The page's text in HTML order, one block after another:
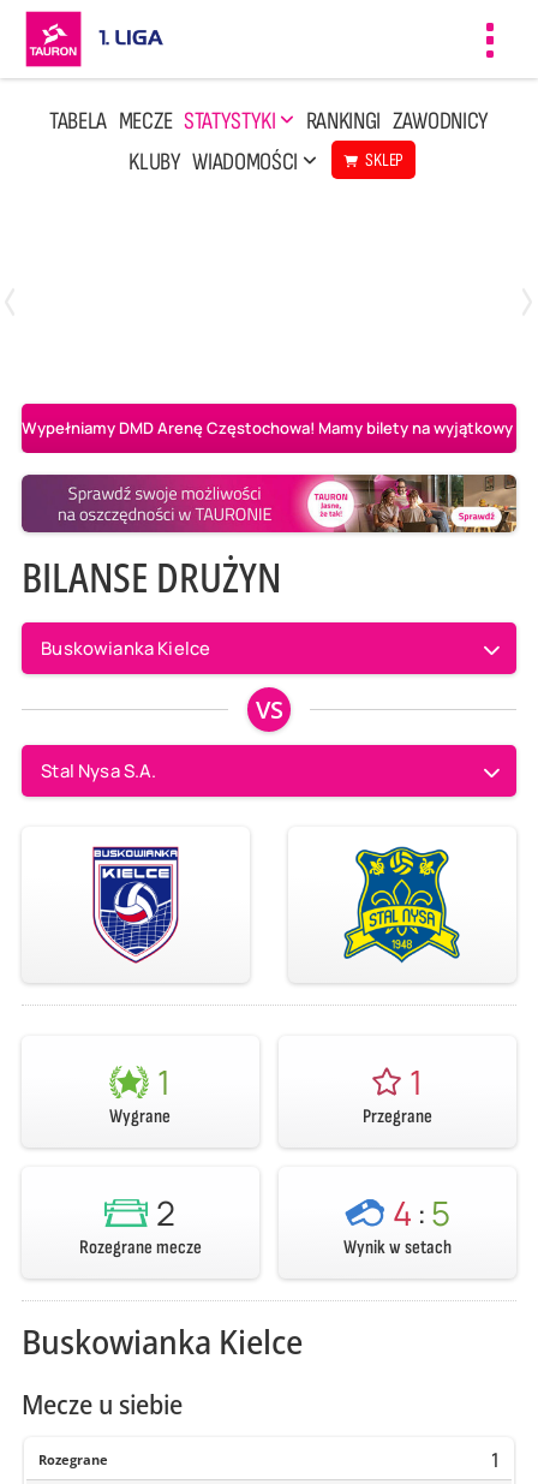
TABELA MECZE STATYSTYKI RANKINGI ZAWODNICY
KLUBY WIADOMOŚCI SKLEP
Wypełniamy DMD Arenę Częstochowa! Mamy bilety na wyjątkowy
BILANSE DRUŻYN
Buskowianka Kielce
VS
Stal Nysa S.A.
1
Wygrane
1
Przegrane
2
Rozegrane mecze
4 :5
Wynik w setach
Buskowianka Kielce
Mecze u siebie
Rozegrane 1